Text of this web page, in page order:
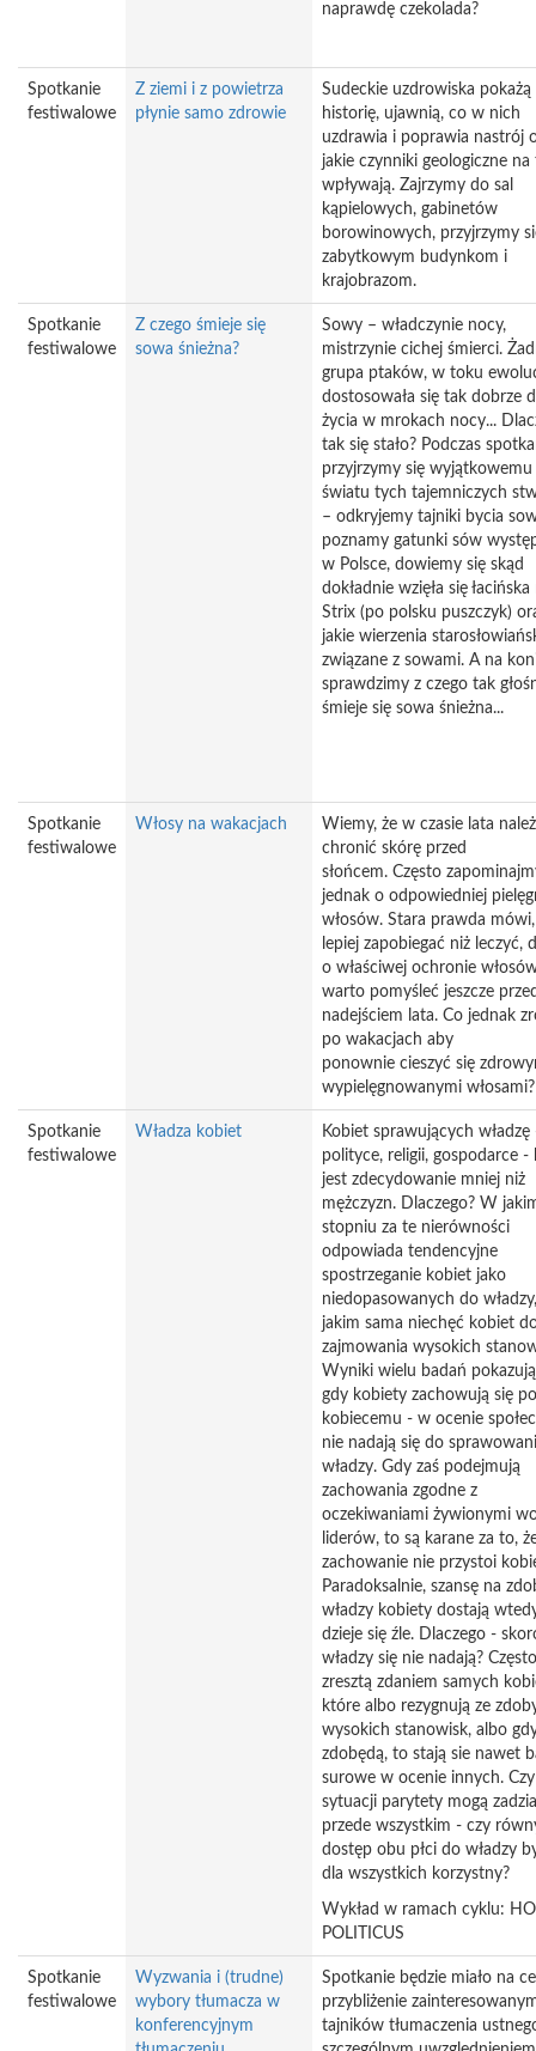
naprawdę czekolada?
Spotkanie
festiwalowe
Z ziemi i z powietrza
płynie samo zdrowie
Sudeckie uzdrowiska pokażą
historię, ujawnią, co w nich
uzdrawia i poprawia nastrój
jakie czynniki geologiczne na
wpływają. Zajrzymy do sal
kąpielowych, gabinetów
borowinowych, przyjrzymy
zabytkowym budynkom i
krajobrazom.
Spotkanie
festiwalowe
Z czego śmieje się
sowa śnieżna?
Sowy – władczynie nocy,
mistrzynie cichej śmierci.
grupa ptaków, w toku
dostosowała się tak dobrze
życia w mrokach nocy...
tak się stało? Podczas
przyjrzymy się wyjątkowemu
światu tych tajemniczych
– odkryjemy tajniki bycia
poznamy gatunki sów
w Polsce, dowiemy się skąd
dokładnie wzięła się
Strix (po polsku puszczyk)
jakie wierzenia
związane z sowami. A na
sprawdzimy z czego tak
śmieje się sowa śnieżna...
Spotkanie
festiwalowe
Włosy na wakacjach
Wiemy, że w czasie lata
chronić skórę przed
słońcem. Często
jednak o odpowiedniej
włosów. Stara prawda
lepiej zapobiegać niż leczyć,
o właściwej ochronie
warto pomyśleć jeszcze
nadejściem lata. Co jednak
po wakacjach aby
ponownie cieszyć się
wypielęgnowanymi włosami?
Spotkanie
festiwalowe
Władza kobiet
Kobiet sprawujących władzę
polityce, religii, gospodarce -
jest zdecydowanie mniej niż
mężczyzn. Dlaczego? W
stopniu za te nierówności
odpowiada tendencyjne
spostrzeganie kobiet jako
niedopasowanych do
jakim sama niechęć kobiet
zajmowania wysokich
Wyniki wielu badań
gdy kobiety zachowują się po
kobiecemu - w ocenie
nie nadają się do
władzy. Gdy zaś podejmują
zachowania zgodne z
oczekiwaniami żywionymi
liderów, to są karane za to,
zachowanie nie przystoi
Paradoksalnie, szansę na
władzy kobiety dostają
dzieje się źle. Dlaczego -
władzy się nie nadają? Często
zresztą zdaniem samych
które albo rezygnują ze
wysokich stanowisk, albo
zdobędą, to stają sie nawet
surowe w ocenie innych.
sytuacji parytety mogą
przede wszystkim - czy
dostęp obu płci do władzy
dla wszystkich korzystny?
Wykład w ramach cyklu:
POLITICUS
Spotkanie
festiwalowe
Wyzwania i (trudne)
wybory tłumacza w
konferencyjnym
Spotkanie będzie miało na
przybliżenie
tajników tłumaczenia